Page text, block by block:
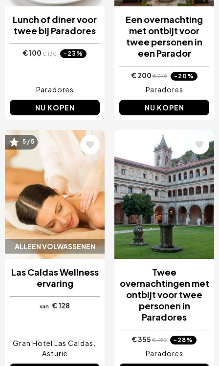
Lunch of diner voor
twee bij Paradores
€ 100 € 130 -23%
Paradores
NU KOPEN
Een overnachting
met ontbijt voor
twee personen in
een Parador
€ 200€ 249 -20%
Paradores
NU KOPEN
ALLEEN VOLWASSENEN
Afbeelding
5 / 5
Las Caldas Wellness
ervaring
van € 128
Gran Hotel Las Caldas
Asturië
Afbeelding
Twee
overnachtingen met
ontbijt voor twee
personen in
Paradores
€ 355 € 495 -28%
Paradores